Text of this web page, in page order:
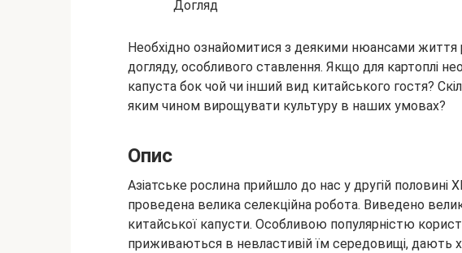
Догляд
Необхідно ознайомитися з деякими нюансами життя
догляду, особливого ставлення. Якщо для картоплі
капуста бок чой чи інший вид китайського гостя?
яким чином вирощувати культуру в наших умовах?
Опис
Азіатське рослина прийшло до нас у другій половині
проведена велика селекційна робота. Виведено
китайської капусти. Особливою популярністю
приживаються в невластивій їм середовищі, дають